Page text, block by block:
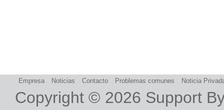
Empresa Noticias Contacto Problemas comunes Noticia
Copyright © 2026 Support